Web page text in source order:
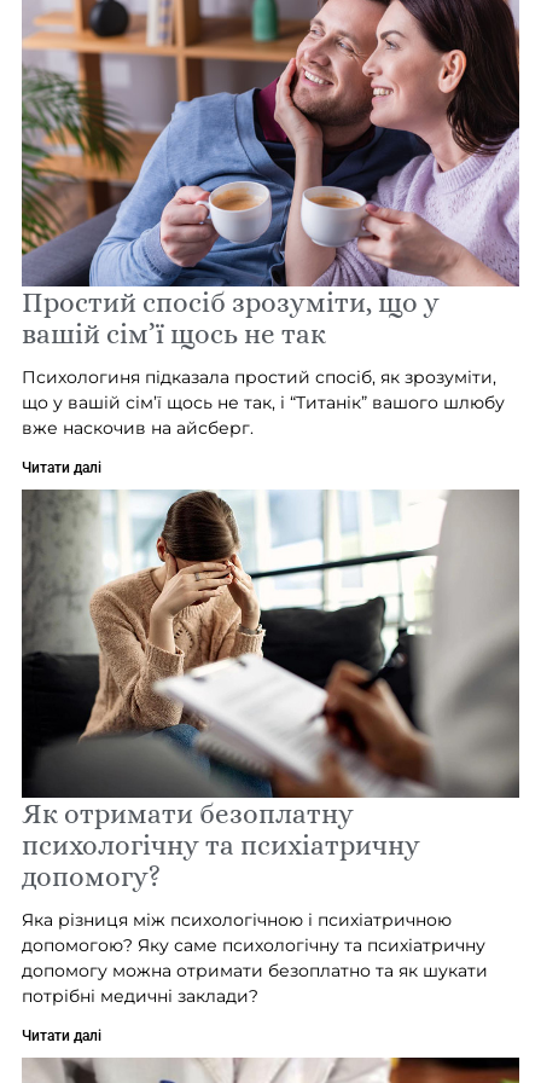
Простий спосіб зрозуміти, що у
вашій сім’ї щось не так
Психологиня підказала простий спосіб, як зрозуміти,
що у вашій сім’ї щось не так, і “Титанік” вашого шлюбу
вже наскочив на айсберг.
Читати далі
Як отримати безоплатну
психологічну та психіатричну
допомогу?
Яка різниця між психологічною і психіатричною
допомогою? Яку саме психологічну та психіатричну
допомогу можна отримати безоплатно та як шукати
потрібні медичні заклади?
Читати далі